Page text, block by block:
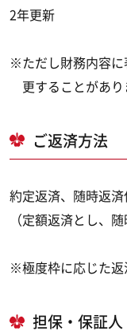
2年更新
※ただし財務内容に
更することがあり
ご返済方法
約定返済、随時返
（定額返済とし、
※極度枠に応じた返
担保・保証人